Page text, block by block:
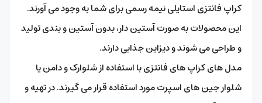
کراپ فانتزی استایلی نیمه رسمی برای شما به وجود می آورند.
این محصولات به صورت آستین دار، بدون آستین و بندی تولید
و طراحی می شوند و دیزاین جذابی دارند.
مدل های کراپ های فانتزی با استفاده از شلوارک و دامن یا
شلوار جین های اسپرت مورد استفاده قرار می گیرند. در تهیه و